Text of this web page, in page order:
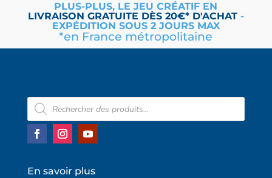
PLUS-PLUS, LE JEU CRÉATIF EN
LIVRAISON GRATUITE DÈS 20€* D'ACHAT -
EXPÉDITION SOUS 2 JOURS MAX
*en France métropolitaine
Recherche
de
produits
En savoir plus